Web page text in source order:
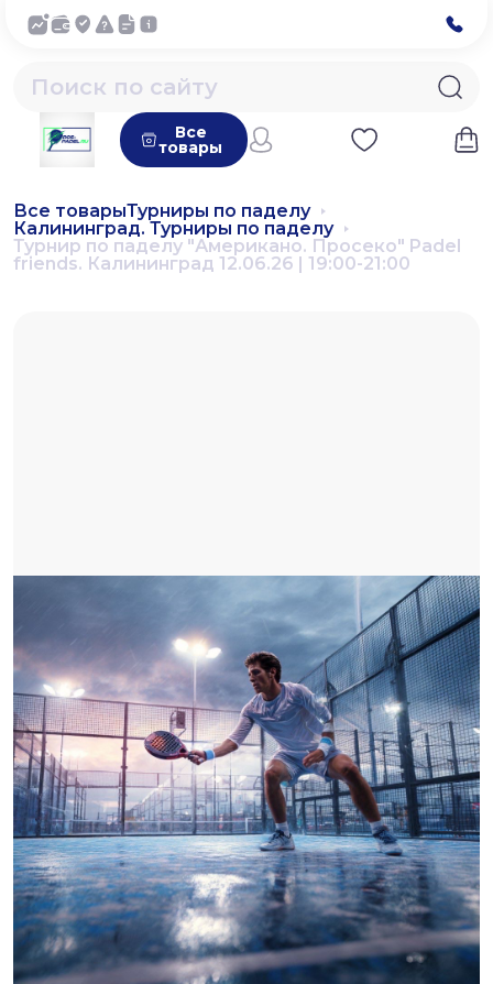
Все
товары
Все товарыТурниры по паделу
Калининград. Турниры по паделу
Турнир по паделу "Американо. Просеко" Padel
friends. Калининград 12.06.26 | 19:00-21:00